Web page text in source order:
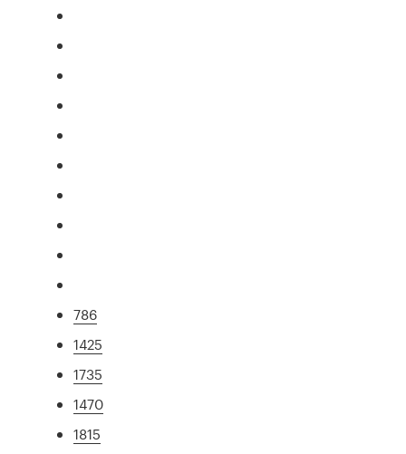
786
1425
1735
1470
1815